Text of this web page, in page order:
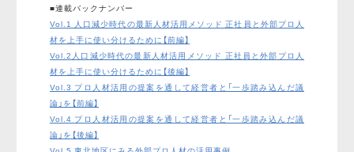
■連載バックナンバー
Vol.1 人口減少時代の最新人材活用メソッド 正社員と外部プロ人
材を上手に使い分けるために【前編】
Vol.2人口減少時代の最新人材活用メソッド 正社員と外部プロ人
材を上手に使い分けるために【後編】
Vol.3 プロ人材活用の提案を通して経営者と「一歩踏み込んだ議
論」を【前編】
Vol.4 プロ人材活用の提案を通して経営者と「一歩踏み込んだ議
論」を【後編】